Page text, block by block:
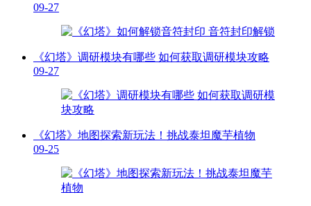
09-27
《幻塔》调研模块有哪些 如何获取调研模块攻略
09-27
《幻塔》地图探索新玩法！挑战泰坦魔芋植物
09-25